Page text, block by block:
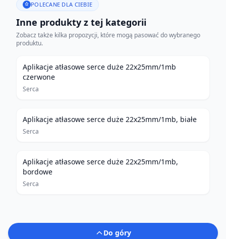
POLECANE DLA CIEBIE
Inne produkty z tej kategorii
Zobacz także kilka propozycji, które mogą pasować do wybranego
produktu.
Aplikacje atłasowe serce duże 22x25mm/1mb
czerwone
Serca
Aplikacje atłasowe serce duże 22x25mm/1mb, białe
Serca
Aplikacje atłasowe serce duże 22x25mm/1mb,
bordowe
Serca
Do góry